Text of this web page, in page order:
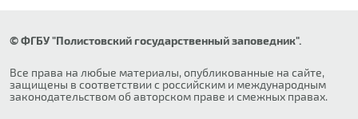
© ФГБУ "Полистовский государственный заповедник".
Все права на любые материалы, опубликованные на сайте,
защищены в соответствии с российским и международным
законодательством об авторском праве и смежных правах.